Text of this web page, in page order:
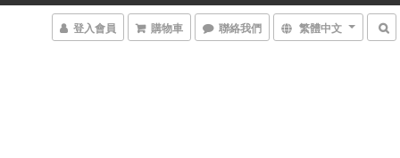
登入會員 購物車 聯絡我們 繁體中文